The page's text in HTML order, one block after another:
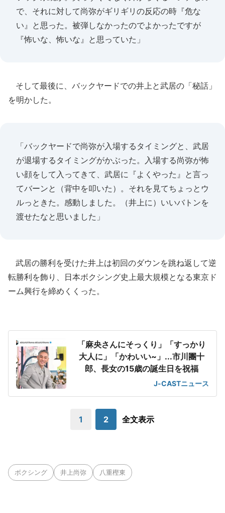
で、それに対して尚弥がギリギリの反応の時『危な
い』と思った。被弾しなかったのでよかったですが
『怖いな、怖いな』と思っていた」
そして最後に、バックヤードでの井上と武居の「秘話」
を明かした。
「バックヤードで尚弥が入場するタイミングと、武居
が退場するタイミングがかぶった。入場する尚弥が怖
い顔をして入ってきて、武居に『よくやった』と言っ
てバーンと（背中を叩いた）。それを見てちょっとウ
ルっときた。感動しました。（井上に）いいバトンを
渡せたなと思いました」
武居の勝利を受けた井上は初回のダウンを跳ね返して逆
転勝利を飾り、日本ボクシング史上最大規模となる東京ド
ーム興行を締めくくった。
「麻央さんにそっくり」「すっかり
大人に」「かわいい~」...市川團十
郎、長女の15歳の誕生日を祝福
J-CASTニュース
1 2 全文表示
ボクシング 井上尚弥 八重樫東